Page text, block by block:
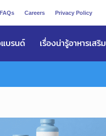
FAQs Careers Privacy Policy
แบรนด์ เรื่องน่ารู้อาหารเสริม